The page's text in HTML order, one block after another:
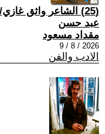
(25) الشاعر واثق
عبد حسن
مقداد مسعود
2026 / 8 / 9
الادب والفن